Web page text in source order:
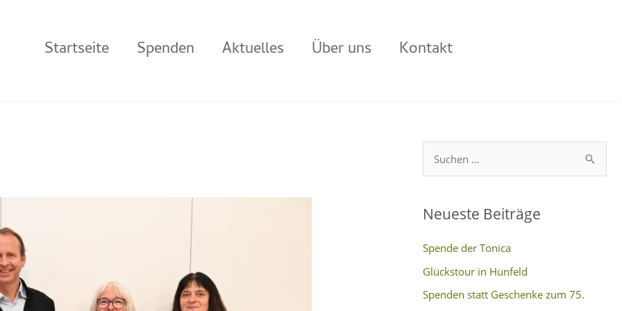
Startseite Spenden Aktuelles Über uns Kontakt
h
e
n
Neueste Beiträge
Spende der Tonica
Glückstour in Hünfeld
Spenden statt Geschenke zum 75.